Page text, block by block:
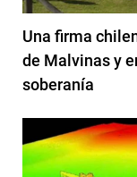
Una firma
de Malvinas y
soberanía